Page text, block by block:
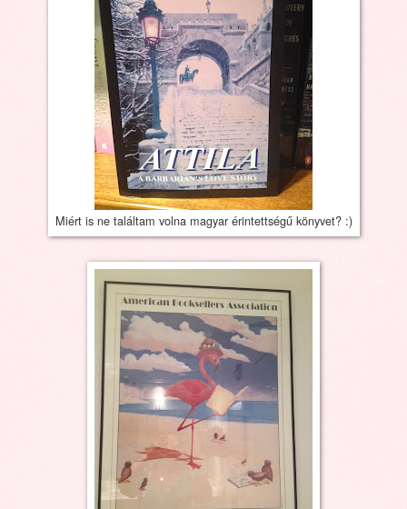
Miért is ne találtam volna magyar érintettségű könyvet? :)